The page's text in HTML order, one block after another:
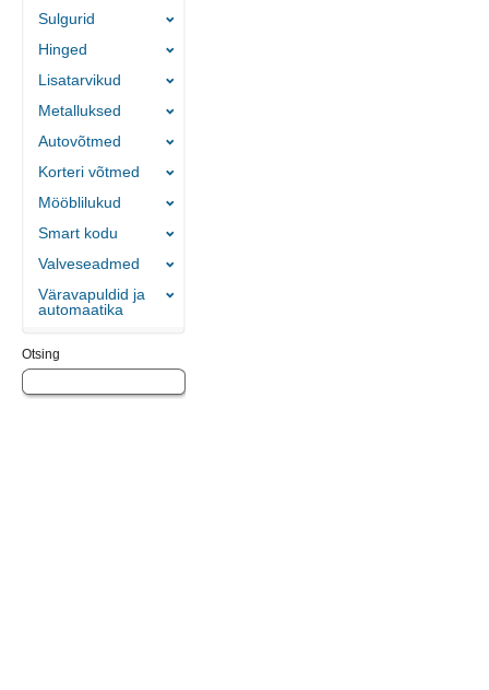
Sulgurid
Hinged
Lisatarvikud
Metalluksed
Autovõtmed
Korteri võtmed
Mööblilukud
Smart kodu
Valveseadmed
Väravapuldid ja
automaatika
Otsing